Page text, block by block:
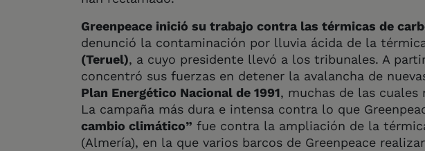
Greenpeace inició su trabajo contra las térmicas de
denunció la contaminación por lluvia ácida de la
(Teruel), a cuyo presidente llevó a los tribunales. A
concentró sus fuerzas en detener la avalancha de
Plan Energético Nacional de 1991, muchas de las
La campaña más dura e intensa contra lo que
cambio climático” fue contra la ampliación de la
(Almería), en la que varios barcos de Greenpeace